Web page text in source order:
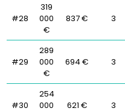
#28
319
000
€
837 € 3
#29
289
000
€
694 € 3
#30
254
000
621 € 3